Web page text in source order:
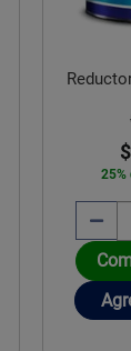
25%